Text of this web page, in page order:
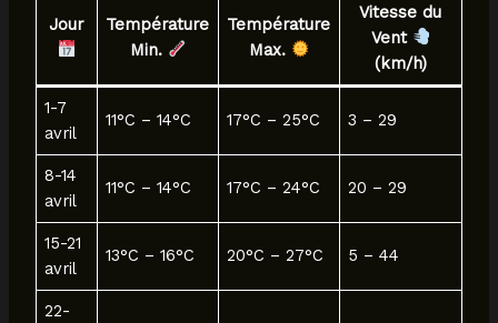
Jour
Température
Min.
Température
Max.
Vitesse du
Vent
(km/h)
1-7
avril
11°C – 14°C 17°C – 25°C 3 – 29
8-14
avril
11°C – 14°C 17°C – 24°C 20 – 29
15-21
avril
13°C – 16°C 20°C – 27°C 5 – 44
22-